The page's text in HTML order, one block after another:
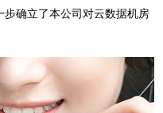
确立了本公司对云数据机房